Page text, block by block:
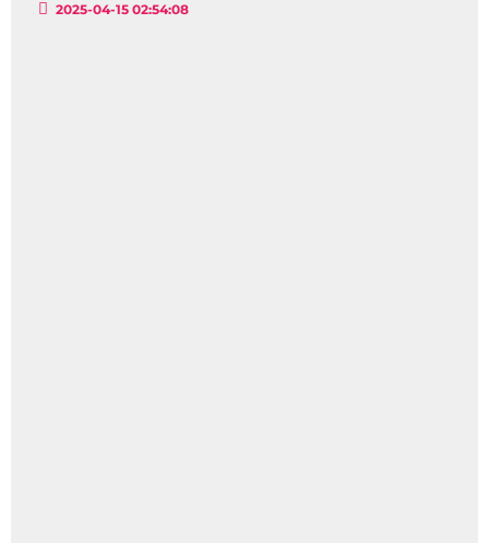
2025-04-15 02:54:08